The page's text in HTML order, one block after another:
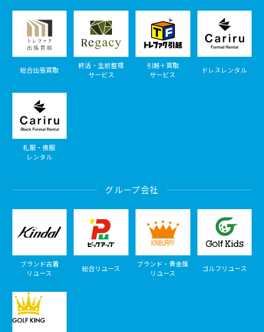
総合出張買取
終活・生前整理
サービス
引越＋買取
サービス
ドレスレンタル
礼服・喪服
レンタル
グループ会社
ブランド古着
リユース
総合リユース
ブランド・貴金属
リユース
ゴルフリユース